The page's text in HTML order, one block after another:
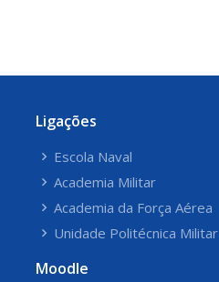
Ligações
Escola Naval
Academia Militar
Academia da Força Aérea
Unidade Politécnica Militar
Moodle